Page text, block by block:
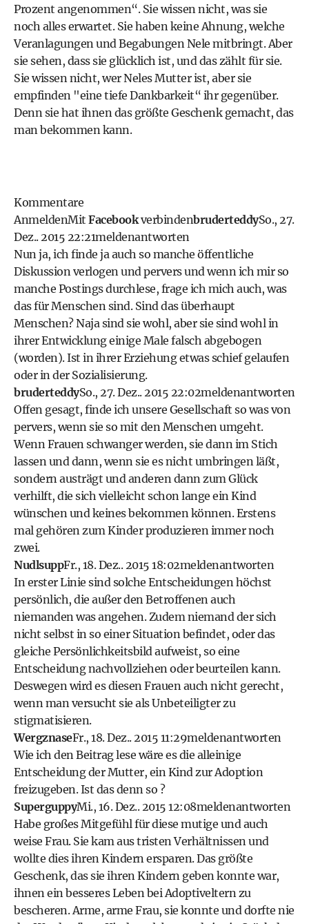
Prozent angenommen“. Sie wissen nicht, was sie
noch alles erwartet. Sie haben keine Ahnung, welche
Veranlagungen und Begabungen Nele mitbringt. Aber
sie sehen, dass sie glücklich ist, und das zählt für sie.
Sie wissen nicht, wer Neles Mutter ist, aber sie
empfinden "eine tiefe Dankbarkeit“ ihr gegenüber.
Denn sie hat ihnen das größte Geschenk gemacht, das
man bekommen kann.
Kommentare
AnmeldenMit FacebookverbindenbruderteddySo., 27.
Dez.. 2015 22:21meldenantworten
Nun ja, ich finde ja auch so manche öffentliche
Diskussion verlogen und pervers und wenn ich mir so
manche Postings durchlese, frage ich mich auch, was
das für Menschen sind. Sind das überhaupt
Menschen? Naja sind sie wohl, aber sie sind wohl in
ihrer Entwicklung einige Male falsch abgebogen
(worden). Ist in ihrer Erziehung etwas schief gelaufen
oder in der Sozialisierung.
bruderteddySo., 27. Dez.. 2015 22:02meldenantworten
Offen gesagt, finde ich unsere Gesellschaft so was von
pervers, wenn sie so mit den Menschen umgeht.
Wenn Frauen schwanger werden, sie dann im Stich
lassen und dann, wenn sie es nicht umbringen läßt,
sondern austrägt und anderen dann zum Glück
verhilft, die sich vielleicht schon lange ein Kind
wünschen und keines bekommen können. Erstens
mal gehören zum Kinder produzieren immer noch
zwei.
NudlsuppFr., 18. Dez.. 2015 18:02meldenantworten
In erster Linie sind solche Entscheidungen höchst
persönlich, die außer den Betroffenen auch
niemanden was angehen. Zudem niemand der sich
nicht selbst in so einer Situation befindet, oder das
gleiche Persönlichkeitsbild aufweist, so eine
Entscheidung nachvollziehen oder beurteilen kann.
Deswegen wird es diesen Frauen auch nicht gerecht,
wenn man versucht sie als Unbeteiligter zu
stigmatisieren.
WergznaseFr., 18. Dez.. 2015 11:29meldenantworten
Wie ich den Beitrag lese wäre es die alleinige
Entscheidung der Mutter, ein Kind zur Adoption
freizugeben. Ist das denn so ?
SuperguppyMi., 16. Dez.. 2015 12:08meldenantworten
Habe großes Mitgefühl für diese mutige und auch
weise Frau. Sie kam aus tristen Verhältnissen und
wollte dies ihren Kindern ersparen. Das größte
Geschenk, das sie ihren Kindern geben konnte war,
ihnen ein besseres Leben bei Adoptiveltern zu
bescheren. Arme, arme Frau, sie konnte und dorfte nie